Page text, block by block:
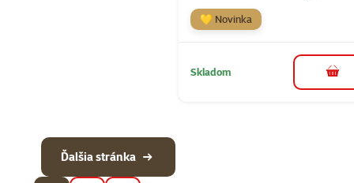
💛 Novinka
Skladom do
Ďalšia stránka